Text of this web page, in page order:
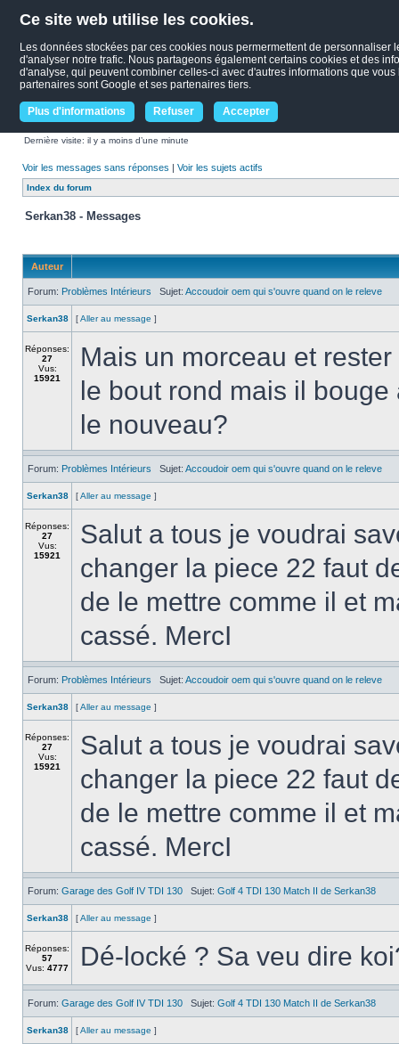
Ce site web utilise les cookies.
Les données stockées par ces cookies nous permermettent de
d'analyser notre trafic. Nous partageons également certains cookies et des
d'analyse, qui peuvent combiner celles-ci avec d'autres informations que
partenaires sont Google et ses partenaires tiers.
Plus d'informations Refuser Accepter
Dernière visite: il y a moins d’une minute
Voir les messages sans réponses | Voir les sujets actifs
Index du forum
Serkan38 - Messages
Auteur
Forum: Problèmes Intérieurs Sujet: Accoudoir oem qui s'ouvre quand on le releve
Serkan38 [Aller au message ]
Réponses:
27
Vus:
15921
Mais un morceau et
le bout rond mais il
le nouveau?
Forum: Problèmes Intérieurs Sujet: Accoudoir oem qui s'ouvre quand on le releve
Serkan38 [Aller au message ]
Réponses:
27
Vus:
15921
Salut a tous je voudrai
changer la piece 22 faut
de le mettre comme il et
cassé. MercI
Forum: Problèmes Intérieurs Sujet: Accoudoir oem qui s'ouvre quand on le releve
Serkan38 [Aller au message ]
Réponses:
27
Vus:
15921
Salut a tous je voudrai
changer la piece 22 faut
de le mettre comme il et
cassé. MercI
Forum: Garage des Golf IV TDI 130 Sujet: Golf 4 TDI 130 Match II de Serkan38
Serkan38 [Aller au message ]
Réponses:
57
Vus: 4777 Dé-locké ? Sa veu dire
Forum: Garage des Golf IV TDI 130 Sujet: Golf 4 TDI 130 Match II de Serkan38
Serkan38 [Aller au message ]